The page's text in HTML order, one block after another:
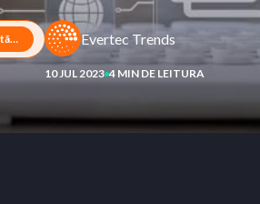
A automatização de workflow na gestão de contratos Evertec Trends
10 JUL 2023 4 MIN DE LEITURA